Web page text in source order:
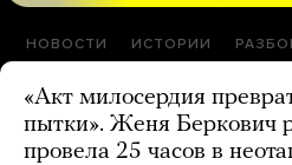
НОВОСТИ ИСТОРИИ
«Акт милосердия
пытки». Женя Беркович
провела 25 часов в